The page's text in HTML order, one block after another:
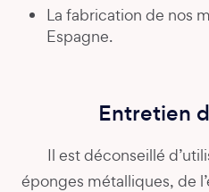
La fabrication de nos
Espagne.
Entretien
Il est déconseillé
éponges métalliques, de